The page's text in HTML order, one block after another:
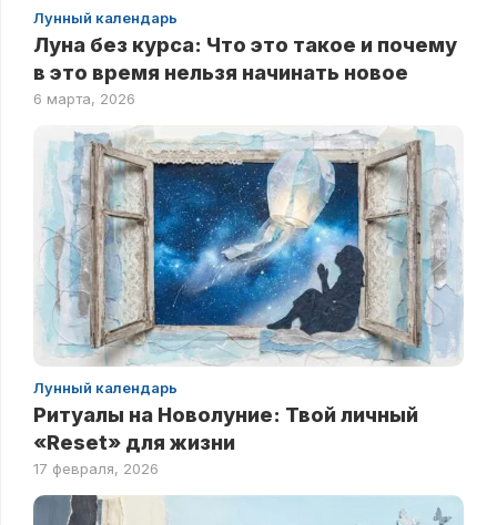
Лунный календарь
Луна без курса: Что это такое и почему
в это время нельзя начинать новое
6 марта, 2026
Лунный календарь
Ритуалы на Новолуние: Твой личный
«Reset» для жизни
17 февраля, 2026